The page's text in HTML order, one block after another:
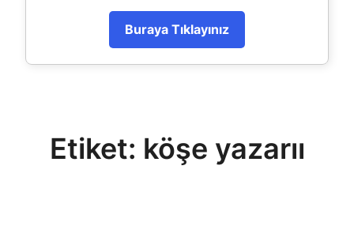
Buraya Tıklayınız
Etiket: köşe yazarıı